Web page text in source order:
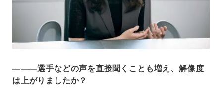
―――選手などの声を直接聞くことも増え、解像度
は上がりましたか？